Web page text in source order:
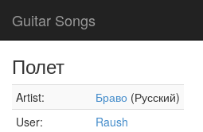
Guitar Songs
Полет
Artist: Браво (Русский)
User:
Raush